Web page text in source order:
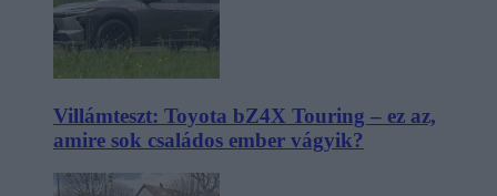
Villámteszt: Toyota bZ4X Touring – ez az,
amire sok családos ember vágyik?